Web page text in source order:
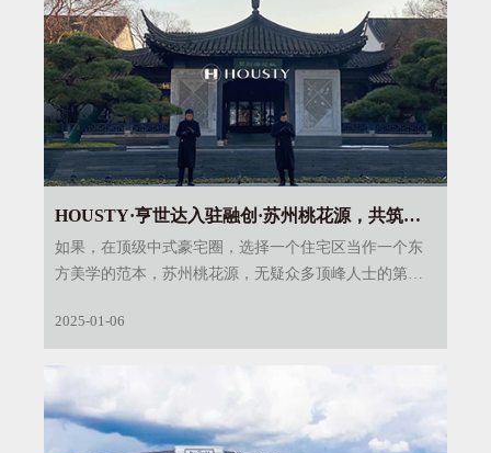
HOUSTY·亨世达入驻融创·苏州桃花源，共筑至
高中式美学人居！
如果，在顶级中式豪宅圈，选择一个住宅区当作一个东
方美学的范本，苏州桃花源，无疑众多顶峰人士的第一
2025-01-06